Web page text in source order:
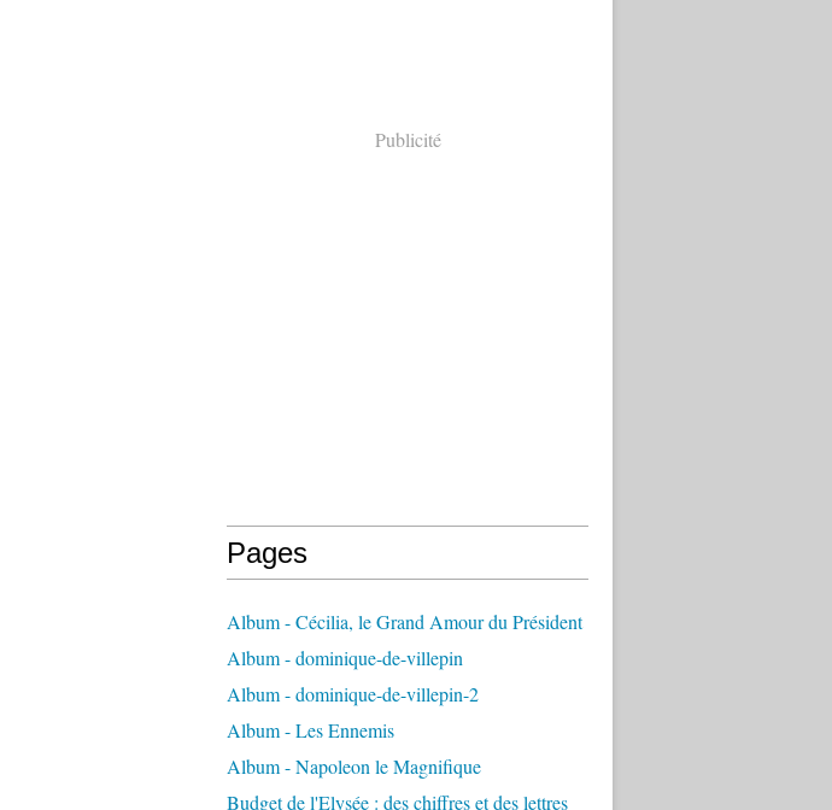
Publicité
Pages
Album - Cécilia, le Grand Amour du Président
Album - dominique-de-villepin
Album - dominique-de-villepin-2
Album - Les Ennemis
Album - Napoleon le Magnifique
Budget de l'Elysée : des chiffres et des lettres